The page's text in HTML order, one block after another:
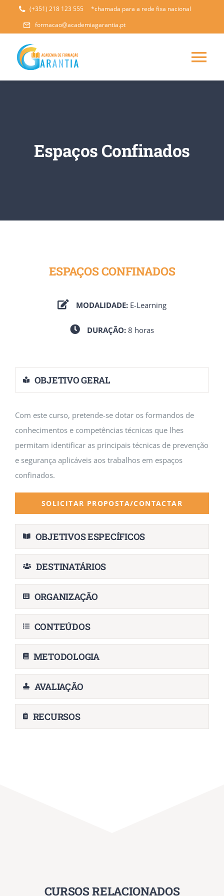
(+351) 218 123 555
*chamada para a rede fixa nacional
formacao@academiagarantia.pt
NOVO
Espaços Confinados
ESPAÇOS CONFINADOS
MODALIDADE: E-Learning
DURAÇÃO: 8 horas
OBJETIVO GERAL
Com este curso, pretende-se dotar os formandos de
conhecimentos e competências técnicas que lhes
permitam identificar as principais técnicas de prevenção
e segurança aplicáveis aos trabalhos em espaços
confinados.
SOLICITAR PROPOSTA/CONTACTAR
OBJETIVOS ESPECÍFICOS
DESTINATÁRIOS
ORGANIZAÇÃO
CONTEÚDOS
METODOLOGIA
AVALIAÇÃO
RECURSOS
CURSOS RELACIONADOS